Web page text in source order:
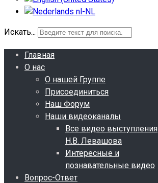
Искать...
Главная
О нас
О нашей Группе
Присоединиться
Наш Форум
Наши видеоканалы
Все видео выступления
Н.В. Левашова
Интересные и
познавательные видео
Вопрос-Ответ